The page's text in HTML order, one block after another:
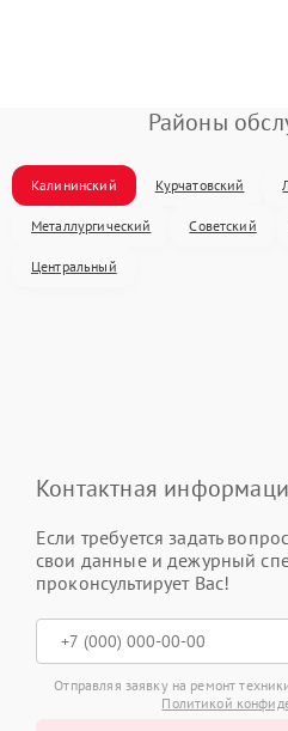
Районы
Калининский Курчатовский
Металлургический Советский
Центральный
Контактная
Если требуется задать
свои данные и дежурный
проконсультирует Вас!
Отправляя заявку на ремонт
Политикой